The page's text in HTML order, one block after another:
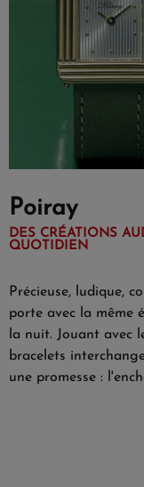
Poiray
DES CRÉATIONS
QUOTIDIEN
Précieuse, ludique,
porte avec la même
la nuit. Jouant avec
bracelets
une promesse :